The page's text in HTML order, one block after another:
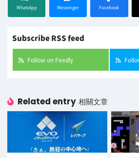
WhatsApp Messenger Facebook
Subscribe RSS feed
Follow on Feedly
Related entry 相關文章